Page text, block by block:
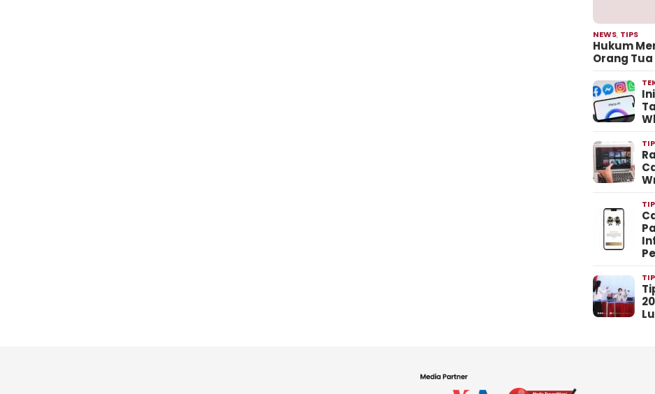
NEWS, TIPS
Hukum
Orang Tua